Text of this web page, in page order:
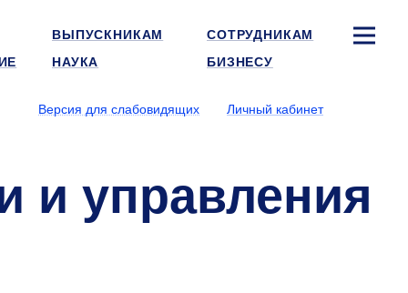
ВЫПУСКНИКАМ
СОТРУДНИКАМ
НАУКА БИЗНЕСУ
Версия для слабовидящих Личный кабинет
и управления